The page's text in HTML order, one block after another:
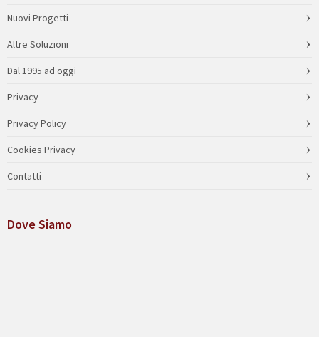
Nuovi Progetti
Altre Soluzioni
Dal 1995 ad oggi
Privacy
Privacy Policy
Cookies Privacy
Contatti
Dove Siamo